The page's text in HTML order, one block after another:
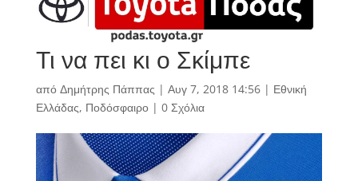
Τι να πει κι ο Σκίμπε
από Δημήτρης Πάππας | Αυγ 7, 2018 14:56| Εθνική
Ελλάδας, Ποδόσφαιρο| 0 Σχόλια